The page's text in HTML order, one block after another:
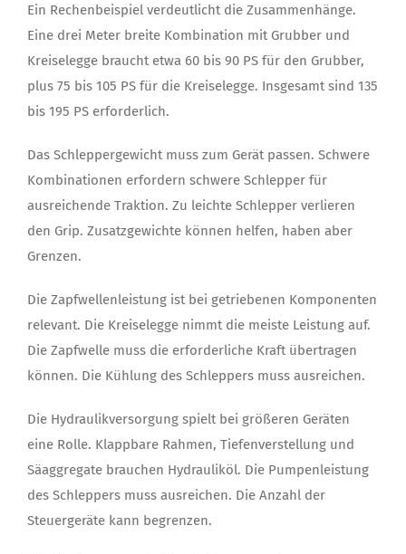
Ein Rechenbeispiel verdeutlicht die Zusammenhänge.
Eine drei Meter breite Kombination mit Grubber und
Kreiselegge braucht etwa 60 bis 90 PS für den Grubber,
plus 75 bis 105 PS für die Kreiselegge. Insgesamt sind 135
bis 195 PS erforderlich.
Das Schleppergewicht muss zum Gerät passen. Schwere
Kombinationen erfordern schwere Schlepper für
ausreichende Traktion. Zu leichte Schlepper verlieren
den Grip. Zusatzgewichte können helfen, haben aber
Grenzen.
Die Zapfwellenleistung ist bei getriebenen Komponenten
relevant. Die Kreiselegge nimmt die meiste Leistung auf.
Die Zapfwelle muss die erforderliche Kraft übertragen
können. Die Kühlung des Schleppers muss ausreichen.
Die Hydraulikversorgung spielt bei größeren Geräten
eine Rolle. Klappbare Rahmen, Tiefenverstellung und
Säaggregate brauchen Hydrauliköl. Die Pumpenleistung
des Schleppers muss ausreichen. Die Anzahl der
Steuergeräte kann begrenzen.